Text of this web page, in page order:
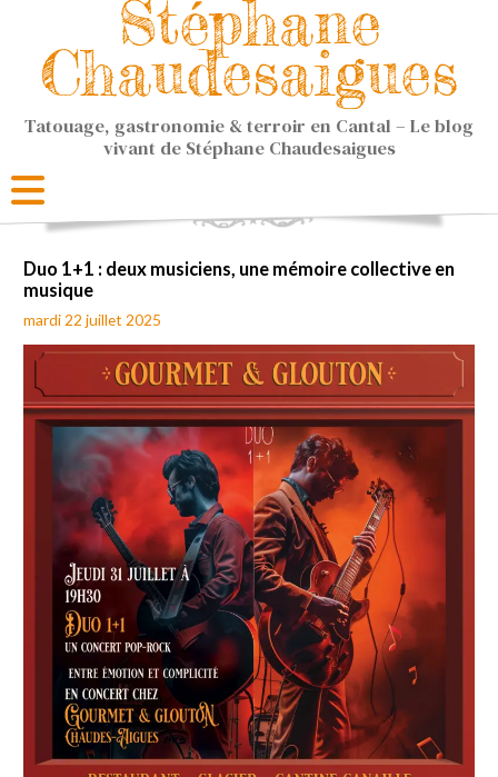
Stéphane
Chaudesaigues
Tatouage, gastronomie & terroir en Cantal – Le blog
vivant de Stéphane Chaudesaigues
Duo 1+1 : deux musiciens, une mémoire collective en
musique
mardi 22 juillet 2025